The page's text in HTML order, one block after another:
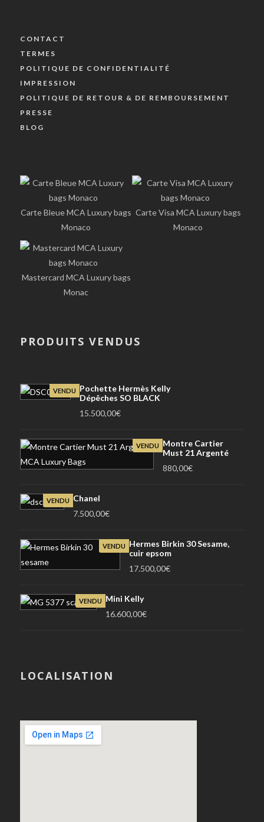
CONTACT
TERMES
POLITIQUE DE CONFIDENTIALITÉ
IMPRESSION
POLITIQUE DE RETOUR & DE REMBOURSEMENT
PRESSE
BLOG
Carte Bleue MCA Luxury bags
Monaco
Carte Visa MCA Luxury bags
Monaco
Mastercard MCA Luxury bags
Monac
PRODUITS VENDUS
VENDU
Pochette Hermès Kelly
Dépêches SO BLACK
15.500,00€
VENDU
Montre Cartier
Must 21 Argenté
880,00€
VENDU
Chanel
7.500,00€
VENDU
Hermes Birkin 30 Sesame,
cuir epsom
17.500,00€
VENDU
Mini Kelly
16.600,00€
LOCALISATION